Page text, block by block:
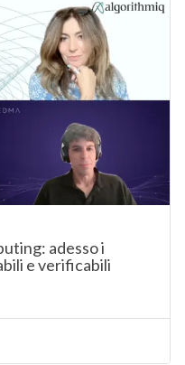
adesso i
e verificabili